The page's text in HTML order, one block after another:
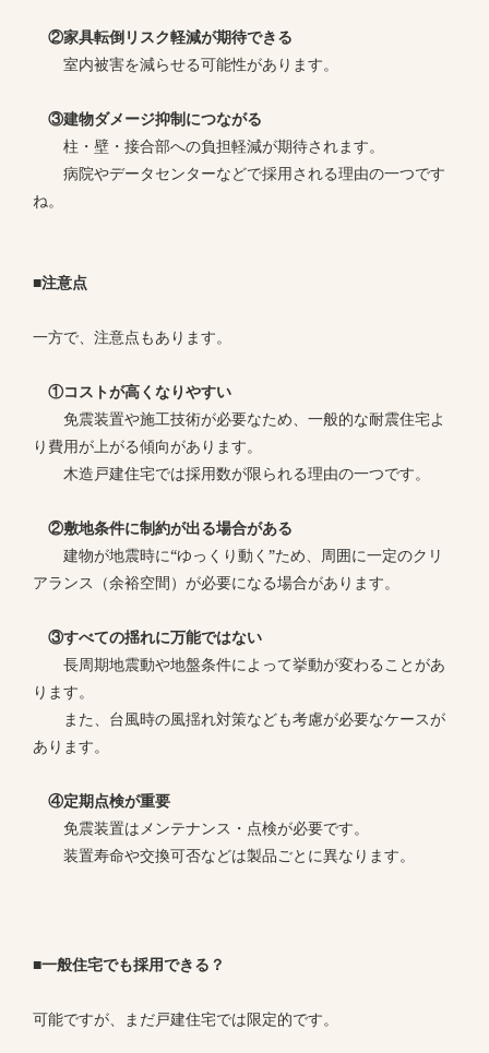
②家具転倒リスク軽減が期待できる
室内被害を減らせる可能性があります。
③建物ダメージ抑制につながる
柱・壁・接合部への負担軽減が期待されます。
病院やデータセンターなどで採用される理由の一つです
ね。
■注意点
一方で、注意点もあります。
①コストが高くなりやすい
免震装置や施工技術が必要なため、一般的な耐震住宅よ
り費用が上がる傾向があります。
木造戸建住宅では採用数が限られる理由の一つです。
②敷地条件に制約が出る場合がある
建物が地震時に“ゆっくり動く”ため、周囲に一定のクリ
アランス（余裕空間）が必要になる場合があります。
③すべての揺れに万能ではない
長周期地震動や地盤条件によって挙動が変わることがあ
ります。
また、台風時の風揺れ対策なども考慮が必要なケースが
あります。
④定期点検が重要
免震装置はメンテナンス・点検が必要です。
装置寿命や交換可否などは製品ごとに異なります。
■一般住宅でも採用できる？
可能ですが、まだ戸建住宅では限定的です。